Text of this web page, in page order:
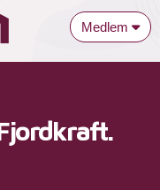
Medlem